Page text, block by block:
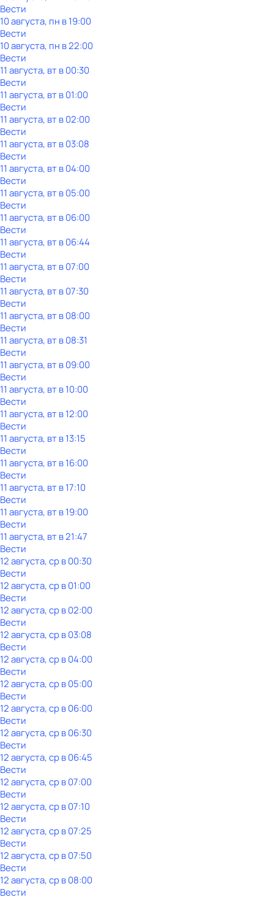
Вести
10 августа, пн в 19:00
Вести
10 августа, пн в 22:00
Вести
11 августа, вт в 00:30
Вести
11 августа, вт в 01:00
Вести
11 августа, вт в 02:00
Вести
11 августа, вт в 03:08
Вести
11 августа, вт в 04:00
Вести
11 августа, вт в 05:00
Вести
11 августа, вт в 06:00
Вести
11 августа, вт в 06:44
Вести
11 августа, вт в 07:00
Вести
11 августа, вт в 07:30
Вести
11 августа, вт в 08:00
Вести
11 августа, вт в 08:31
Вести
11 августа, вт в 09:00
Вести
11 августа, вт в 10:00
Вести
11 августа, вт в 12:00
Вести
11 августа, вт в 13:15
Вести
11 августа, вт в 16:00
Вести
11 августа, вт в 17:10
Вести
11 августа, вт в 19:00
Вести
11 августа, вт в 21:47
Вести
12 августа, ср в 00:30
Вести
12 августа, ср в 01:00
Вести
12 августа, ср в 02:00
Вести
12 августа, ср в 03:08
Вести
12 августа, ср в 04:00
Вести
12 августа, ср в 05:00
Вести
12 августа, ср в 06:00
Вести
12 августа, ср в 06:30
Вести
12 августа, ср в 06:45
Вести
12 августа, ср в 07:00
Вести
12 августа, ср в 07:10
Вести
12 августа, ср в 07:25
Вести
12 августа, ср в 07:50
Вести
12 августа, ср в 08:00
Вести